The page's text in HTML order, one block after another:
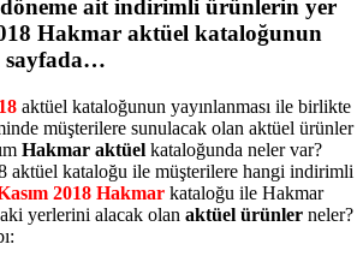
döneme ait indirimli ürünlerin yer
Hakmar aktüel kataloğunun
sayfada…
aktüel kataloğunun yayınlanması ile birlikte
müşterilere sunulacak olan aktüel ürünler
Hakmar aktüel kataloğunda neler var?
aktüel kataloğu ile müşterilere hangi indirimli
2018 Hakmar kataloğu ile Hakmar
yerlerini alacak olan aktüel ürünler neler?